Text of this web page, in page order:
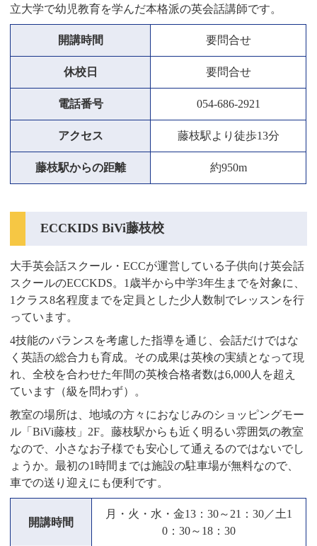
立大学で幼児教育を学んだ本格派の英会話講師です。
開講時間 要問合せ
休校日 要問合せ
電話番号 054-686-2921
アクセス 藤枝駅より徒歩13分
藤枝駅からの距離 約950m
ECCKIDS BiVi藤枝校
大手英会話スクール・ECCが運営している子供向け英会話
スクールのECCKDS。1歳半から中学3年生までを対象に、
1クラス8名程度までを定員とした少人数制でレッスンを行
っています。
4技能のバランスを考慮した指導を通じ、会話だけではな
く英語の総合力も育成。その成果は英検の実績となって現
れ、全校を合わせた年間の英検合格者数は6,000人を超え
ています（級を問わず）。
教室の場所は、地域の方々におなじみのショッピングモー
ル「BiVi藤枝」2F。藤枝駅からも近く明るい雰囲気の教室
なので、小さなお子様でも安心して通えるのではないでし
ょうか。最初の1時間までは施設の駐車場が無料なので、
車での送り迎えにも便利です。
開講時間
月・火・水・金13：30～21：30／土1
0：30～18：30